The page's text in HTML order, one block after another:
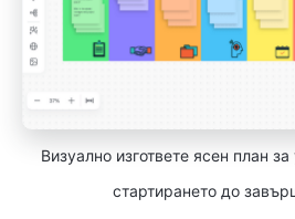
Визуално изгответе ясен план
стартирането до